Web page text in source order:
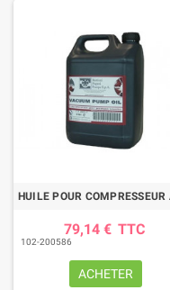
79,14 € TTC
102-200586
ACHETER